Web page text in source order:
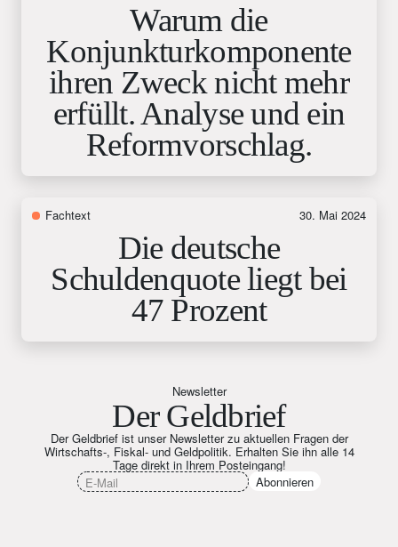
Warum die
Konjunkturkomponente
ihren Zweck nicht mehr
erfüllt. Analyse und ein
Reformvorschlag.
Fachtext 30. Mai 2024
Die deutsche
Schuldenquote liegt bei
47 Prozent
Newsletter
Der Geldbrief
Der Geldbrief ist unser Newsletter zu aktuellen Fragen der
Wirtschafts-, Fiskal- und Geldpolitik. Erhalten Sie ihn alle 14
Tage direkt in Ihrem Posteingang!